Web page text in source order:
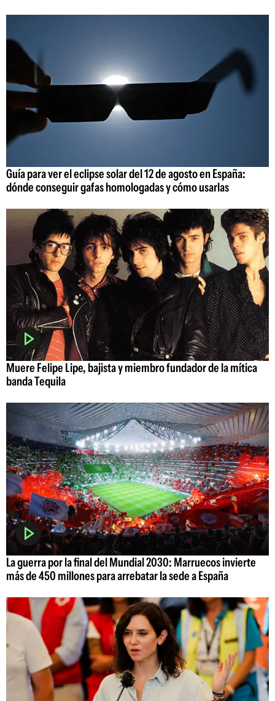
Guía para ver el eclipse solar del 12 de agosto en España:
dónde conseguir gafas homologadas y cómo usarlas
Muere Felipe Lipe, bajista y miembro fundador de la mítica
banda Tequila
La guerra por la final del Mundial 2030: Marruecos invierte
más de 450 millones para arrebatar la sede a España